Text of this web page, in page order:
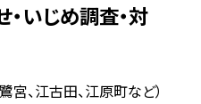
宮、江古田、江原町など）